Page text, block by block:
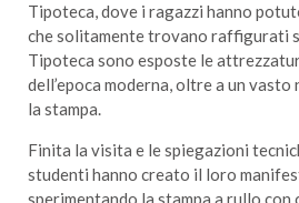
Tipoteca, dove i ragazzi hanno
che solitamente trovano raffigurati
Tipoteca sono esposte le
dell’epoca moderna, oltre a un
la stampa.
Finita la visita e le spiegazioni
studenti hanno creato il loro
sperimentando la stampa a rullo